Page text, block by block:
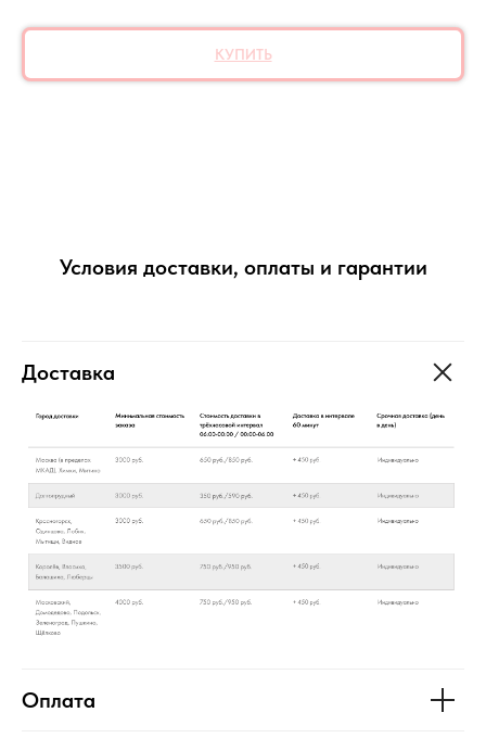
КУПИТЬ
Условия доставки, оплаты и гарантии
Доставка
Оплата